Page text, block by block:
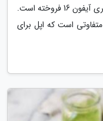
عرضه در آمریکا و چین، 14 درصد بیشتر از سری آیفون 16 فروخته است.
متفاوتی است که اپل برای